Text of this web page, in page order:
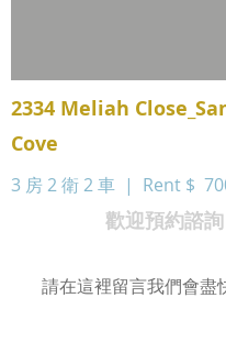
2334 Meliah
Cove
3 房 2 衛 2 車 | Rent $
歡迎預約諮詢
請在這裡留言我們會盡